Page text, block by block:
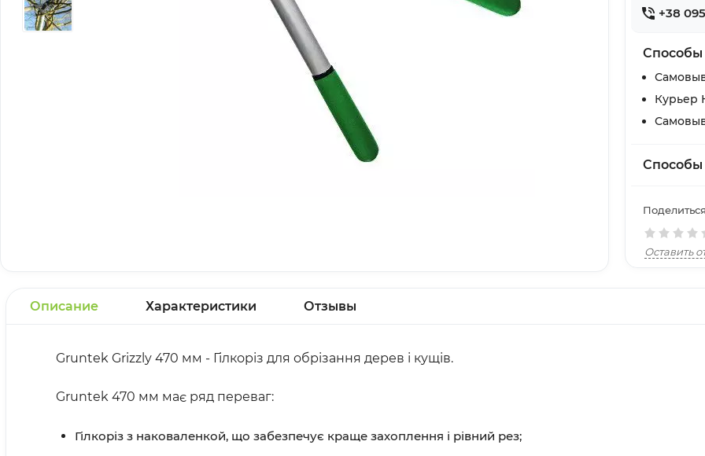
+38
Способы
Курьер
Способы
Оставить
Описание Характеристики Отзывы
Gruntek Grizzly 470 мм - Гілкоріз для обрізання дерев і кущів.
Gruntek 470 мм має ряд переваг:
Гілкоріз з наковаленкой, що забезпечує краще захоплення і рівний рез;